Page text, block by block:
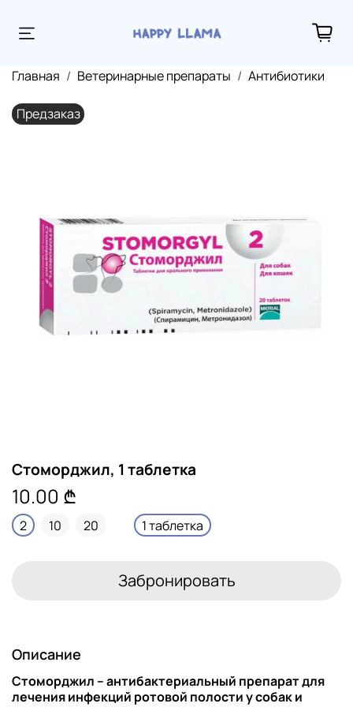
Главная Ветеринарные препараты Антибиотики
Предзаказ
Стоморджил, 1 таблетка
10.00 ₾
2 10 20 1 таблетка
Забронировать
Описание
Стоморджил – антибактериальный препарат для
лечения инфекций ротовой полости у собак и